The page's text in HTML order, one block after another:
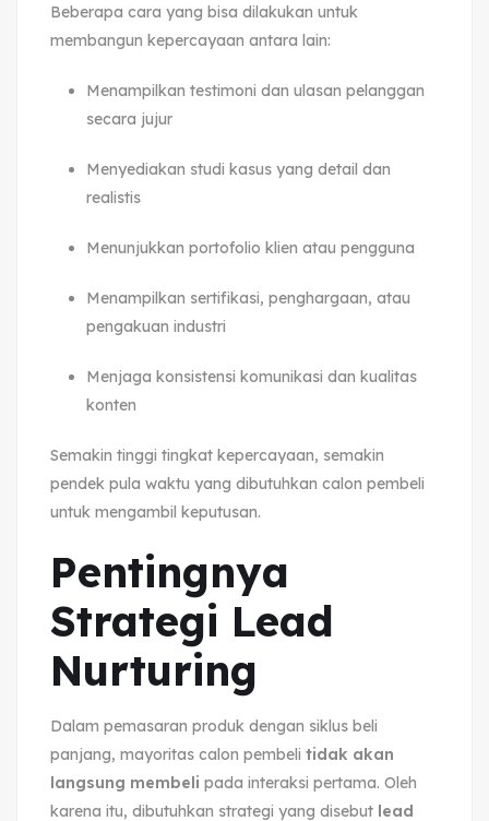
Beberapa cara yang bisa dilakukan untuk
membangun kepercayaan antara lain:
Menampilkan testimoni dan ulasan pelanggan
secara jujur
Menyediakan studi kasus yang detail dan
realistis
Menunjukkan portofolio klien atau pengguna
Menampilkan sertifikasi, penghargaan, atau
pengakuan industri
Menjaga konsistensi komunikasi dan kualitas
konten
Semakin tinggi tingkat kepercayaan, semakin
pendek pula waktu yang dibutuhkan calon pembeli
untuk mengambil keputusan.
Pentingnya
Strategi Lead
Nurturing
Dalam pemasaran produk dengan siklus beli
panjang, mayoritas calon pembeli tidak akan
langsung membeli pada interaksi pertama. Oleh
karena itu, dibutuhkan strategi yang disebut lead